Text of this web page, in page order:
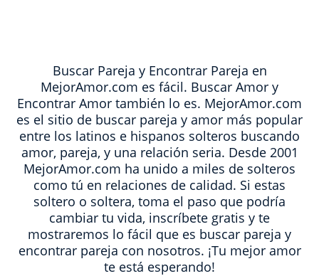
Buscar Pareja y Encontrar Pareja en
MejorAmor.com es fácil. Buscar Amor y
Encontrar Amor también lo es. MejorAmor.com
es el sitio de buscar pareja y amor más popular
entre los latinos e hispanos solteros buscando
amor, pareja, y una relación seria. Desde 2001
MejorAmor.com ha unido a miles de solteros
como tú en relaciones de calidad. Si estas
soltero o soltera, toma el paso que podría
cambiar tu vida, inscríbete gratis y te
mostraremos lo fácil que es buscar pareja y
encontrar pareja con nosotros. ¡Tu mejor amor
te está esperando!